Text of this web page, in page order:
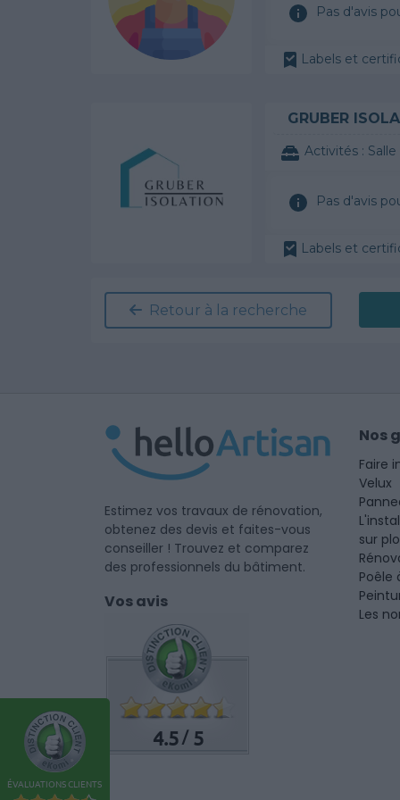
Pas d'avis
Labels et
GRUBER
Activités : Salle
Pas d'avis
Labels et
Retour à la recherche
Estimez vos travaux de rénovation,
obtenez des devis et faites-vous
conseiller ! Trouvez et comparez
des professionnels du bâtiment.
Vos avis
4.5 /5
Nos
Faire
Velux
sur
Poêle
Les
ÉVALUATIONS CLIENTS